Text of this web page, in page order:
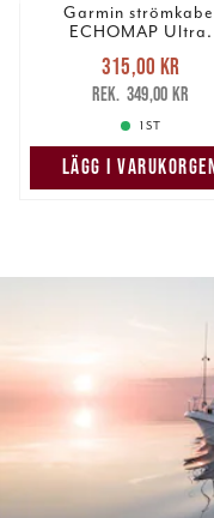
Garmin
ECHOMAP Ultra.
Nuvarande pris
315,00 krTidigare
349,00 kr
315,00 kr
349,00 kr
1 ST
LÄGG I VARUKORGEN